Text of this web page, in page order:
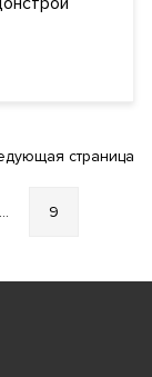
... 9
страница